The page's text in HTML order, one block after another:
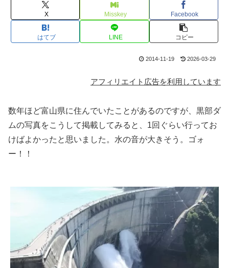
X Misskey Facebook
はてブ LINE コピー
2014-11-19 2026-03-29
アフィリエイト広告を利用しています
数年ほど富山県に住んでいたことがあるのですが、黒部ダ
ムの写真をこうして掲載してみると、1回ぐらい行ってお
けばよかったと思いました。水の音が大きそう。ゴォ
ー！！